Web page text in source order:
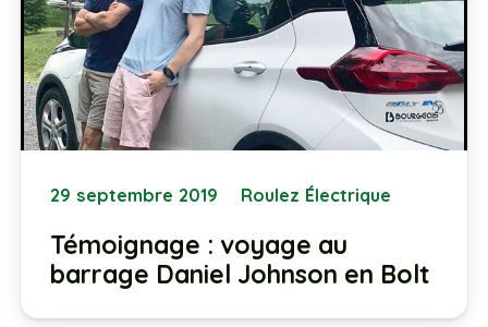
29 septembre 2019 Roulez Électrique
Témoignage : voyage au
barrage Daniel Johnson en Bolt